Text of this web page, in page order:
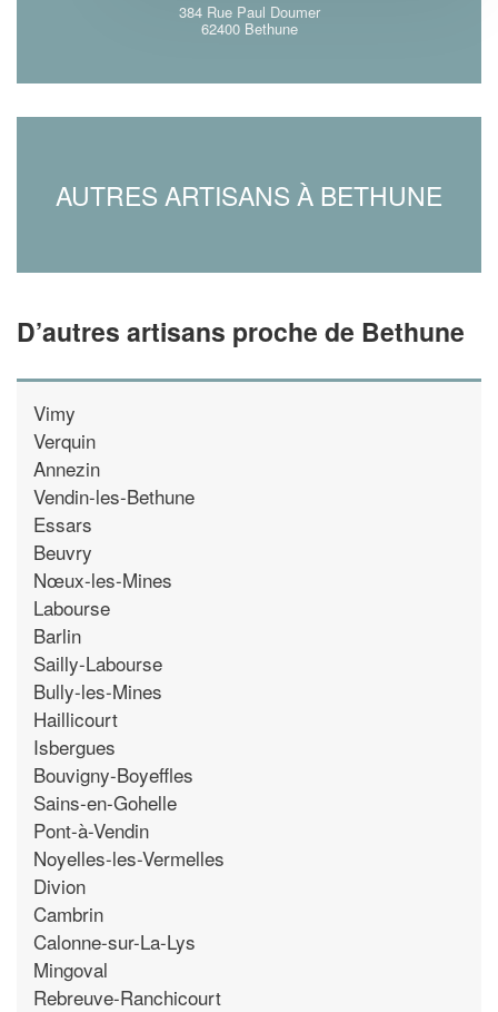
384 Rue Paul Doumer
62400 Bethune
AUTRES ARTISANS À BETHUNE
D’autres artisans proche de Bethune
Vimy
Verquin
Annezin
Vendin-les-Bethune
Essars
Beuvry
Nœux-les-Mines
Labourse
Barlin
Sailly-Labourse
Bully-les-Mines
Haillicourt
Isbergues
Bouvigny-Boyeffles
Sains-en-Gohelle
Pont-à-Vendin
Noyelles-les-Vermelles
Divion
Cambrin
Calonne-sur-La-Lys
Mingoval
Rebreuve-Ranchicourt